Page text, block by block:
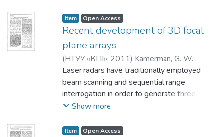
state. Signals deactivating/activating the
PLL are discussed on system level. The
introduced technique significantly saves
power and decreases PLL output jitter. As
a result whole PLL power consumption and
output noise decreased about 35-38% in
expense of approximately 17% area
overhead.
Item Open Access
Recent development of 3D focal
plane arrays
(НТУУ «КПІ», 2011) Kamerman, G. W.
Laser radars have traditionally employed
beam scanning and sequential range
interrogation in order to generate three-
dimensional (3D) images. Pulsed
measure range. The image size and image
Show more
Item Open Access